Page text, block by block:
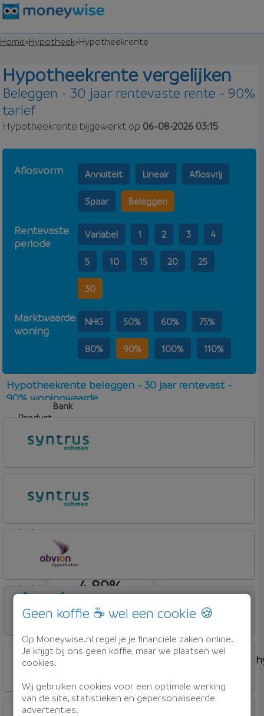
Home»Hypotheek»Hypotheekrente
Hypotheekrente vergelijken
Beleggen - 30 jaar rentevaste rente - 90%
tarief
Hypotheekrente bijgewerkt op 06-08-2026 03:15
Aflosvorm Annuiteit Lineair Aflosvrij
Spaar Beleggen
Rentevaste
periode
Variabel 1 2 3 4
5 10 15 20 25
30
Marktwaarde
woning
NHG 50% 60% 75%
80% 90% 100% 110%
Hypotheekrente beleggen - 30 jaar rentevast -
90% woningwaarde
Bank
Product
Basis
beleggen
4,89%
Offerte aanvragen
Syntrus
Basis
beleggen
4,99%
Offerte aanvragen
OBVION Hypotheken
Woon Hypotheek
beleggen
5,44%
Hulp nodig?
Maak een vrijblijvend afspraak met één van onze
Adviesgesprek
OBVION Hypotheken
Geen koffie ☕ wel een cookie 🍪
Op Moneywise.nl regel je je financiële zaken online.
Je krijgt bij ons geen koffie, maar we plaatsen wel
cookies.
Wij gebruiken cookies voor een optimale werking
van de site, statistieken en gepersonaliseerde
advertenties.